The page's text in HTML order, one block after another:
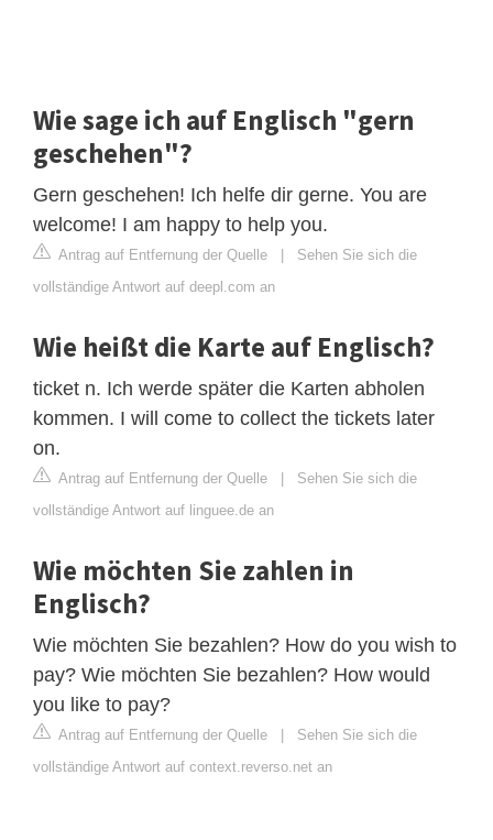
Wie sage ich auf Englisch "gern
geschehen"?
Gern geschehen! Ich helfe dir gerne. You are
welcome! I am happy to help you.
Antrag auf Entfernung der Quelle | Sehen Sie sich die
vollständige Antwort auf deepl.com an
Wie heißt die Karte auf Englisch?
ticket n. Ich werde später die Karten abholen
kommen. I will come to collect the tickets later
on.
Antrag auf Entfernung der Quelle | Sehen Sie sich die
vollständige Antwort auf linguee.de an
Wie möchten Sie zahlen in
Englisch?
Wie möchten Sie bezahlen? How do you wish to
pay? Wie möchten Sie bezahlen? How would
you like to pay?
Antrag auf Entfernung der Quelle | Sehen Sie sich die
vollständige Antwort auf context.reverso.net an